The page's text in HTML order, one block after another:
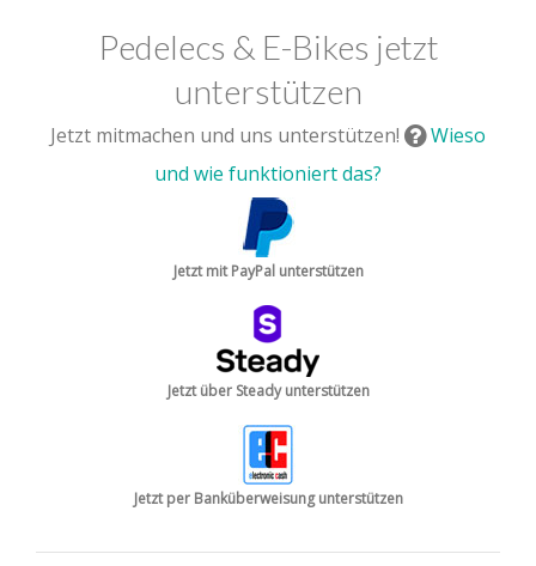
Pedelecs & E-Bikes jetzt
unterstützen
Jetzt mitmachen und uns unterstützen!
Wieso
und wie funktioniert das?
Jetzt mit PayPal unterstützen
Jetzt über Steady unterstützen
Jetzt per Banküberweisung unterstützen